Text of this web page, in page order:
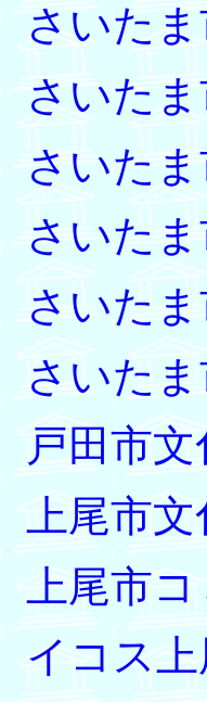
さいた
さいた
さいた
さいた
さいた
さいた
戸田市
上尾市
上尾市
イコス